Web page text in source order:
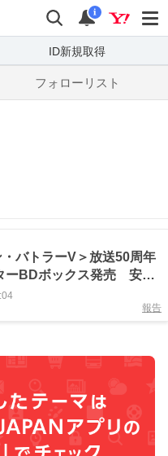
検索
通知
i
ID新規取得
フォローリスト
・バトラーV＞放送50周年
BDボックス発売 安彦
き下ろし
報告